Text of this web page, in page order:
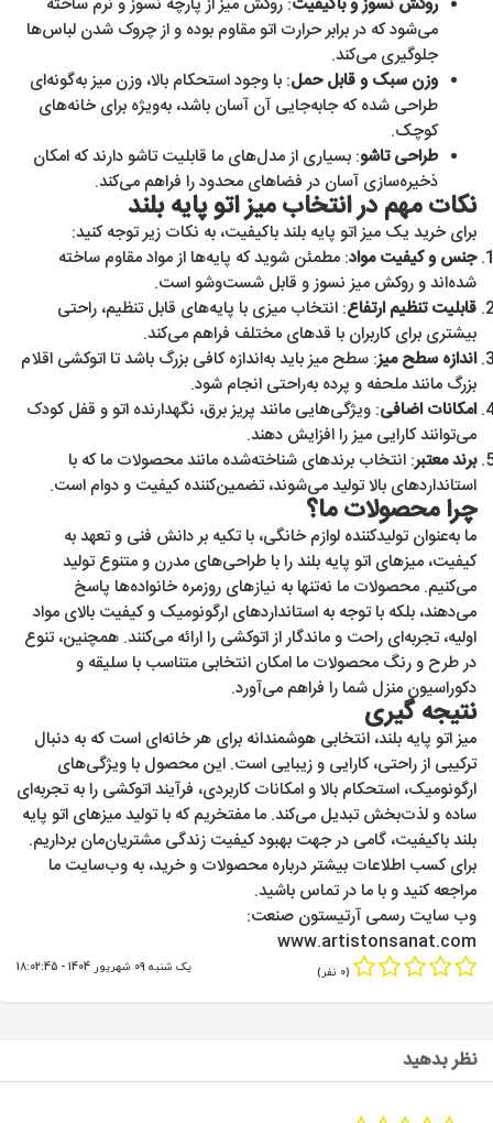
می‌شود که در برابر حرارت اتو مقاوم بوده و از چروک شدن لباس‌ها
جلوگیری می‌کند.
وزن سبک و قابل حمل: با وجود استحکام بالا، وزن میز به‌گونه‌ای
طراحی شده که جابه‌جایی آن آسان باشد، به‌ویژه برای خانه‌های
کوچک.
طراحی تاشو: بسیاری از مدل‌های ما قابلیت تاشو دارند که امکان
ذخیره‌سازی آسان در فضاهای محدود را فراهم می‌کند.
نکات مهم در انتخاب میز اتو پایه بلند
برای خرید یک میز اتو پایه بلند باکیفیت، به نکات زیر توجه کنید:
جنس و کیفیت مواد: مطمئن شوید که پایه‌ها از مواد مقاوم ساخته
شده‌اند و روکش میز نسوز و قابل شست‌وشو است.
قابلیت تنظیم ارتفاع: انتخاب میزی با پایه‌های قابل تنظیم، راحتی
بیشتری برای کاربران با قدهای مختلف فراهم می‌کند.
اندازه سطح میز: سطح میز باید به‌اندازه کافی بزرگ باشد تا اتوکشی اقلام
بزرگ مانند ملحفه و پرده به‌راحتی انجام شود.
امکانات اضافی: ویژگی‌هایی مانند پریز برق، نگهدارنده اتو و قفل کودک
می‌توانند کارایی میز را افزایش دهند.
برند معتبر: انتخاب برندهای شناخته‌شده مانند محصولات ما که با
استانداردهای بالا تولید می‌شوند، تضمین‌کننده کیفیت و دوام است.
چرا محصولات ما؟
ما به‌عنوان تولیدکننده لوازم خانگی، با تکیه بر دانش فنی و تعهد به
کیفیت، میزهای اتو پایه بلند را با طراحی‌های مدرن و متنوع تولید
می‌کنیم. محصولات ما نه‌تنها به نیازهای روزمره خانواده‌ها پاسخ
می‌دهند، بلکه با توجه به استانداردهای ارگونومیک و کیفیت بالای مواد
اولیه، تجربه‌ای راحت و ماندگار از اتوکشی را ارائه می‌کنند. همچنین، تنوع
در طرح و رنگ محصولات ما امکان انتخابی متناسب با سلیقه و
دکوراسیون منزل شما را فراهم می‌آورد.
نتیجه گیری
میز اتو پایه بلند، انتخابی هوشمندانه برای هر خانه‌ای است که به دنبال
ترکیبی از راحتی، کارایی و زیبایی است. این محصول با ویژگی‌های
ارگونومیک، استحکام بالا و امکانات کاربردی، فرآیند اتوکشی را به تجربه‌ای
ساده و لذت‌بخش تبدیل می‌کند. ما مفتخریم که با تولید میزهای اتو پایه
بلند باکیفیت، گامی در جهت بهبود کیفیت زندگی مشتریان‌مان برداریم.
برای کسب اطلاعات بیشتر درباره محصولات و خرید، به وب‌سایت ما
مراجعه کنید و با ما در تماس باشید.
وب سایت رسمی آرتیستون صنعت:
www.artistonsanat.com
یک شنبه 09 شهریور 1404 - 18:02:45 (0 نفر)
نظر بدهید